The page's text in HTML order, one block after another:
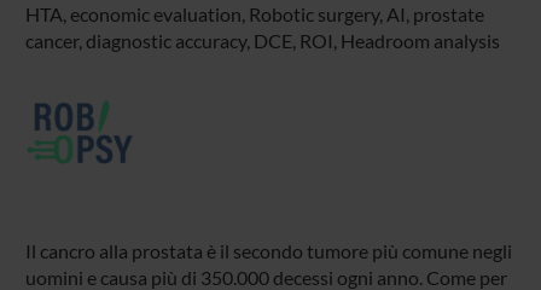
HTA, economic evaluation, Robotic surgery, AI, prostate
cancer, diagnostic accuracy, DCE, ROI, Headroom analysis
Il cancro alla prostata è il secondo tumore più comune negli
uomini e causa più di 350.000 decessi ogni anno. Come per